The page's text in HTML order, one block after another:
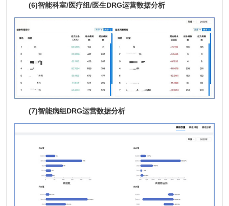
(6)智能科室/医疗组/医生DRG运营数据分析
(7)智能病组DRG运营数据分析